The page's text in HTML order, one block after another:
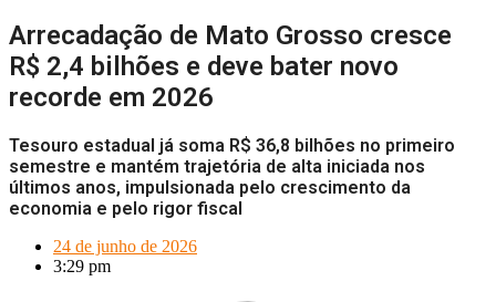
Arrecadação de Mato Grosso cresce
R$ 2,4 bilhões e deve bater novo
recorde em 2026
Tesouro estadual já soma R$ 36,8 bilhões no primeiro
semestre e mantém trajetória de alta iniciada nos
últimos anos, impulsionada pelo crescimento da
economia e pelo rigor fiscal
24 de junho de 2026
3:29 pm